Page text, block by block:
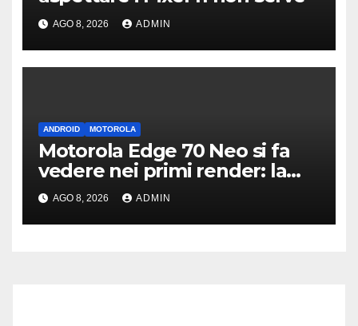
AGO 8, 2026 ADMIN
ANDROID MOTOROLA
Motorola Edge 70 Neo si fa
vedere nei primi render: la
fotocamera è da 200 MP
AGO 8, 2026 ADMIN